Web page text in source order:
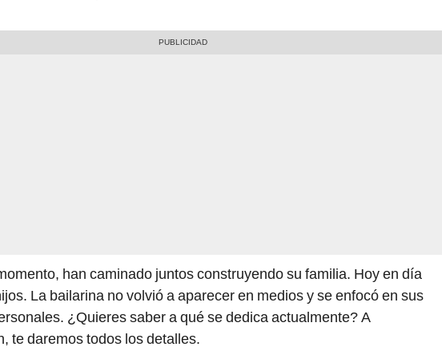
han caminado juntos construyendo su familia. Hoy en día
La bailarina no volvió a aparecer en medios y se enfocó en sus
¿Quieres saber a qué se dedica actualmente? A
te daremos todos los detalles.